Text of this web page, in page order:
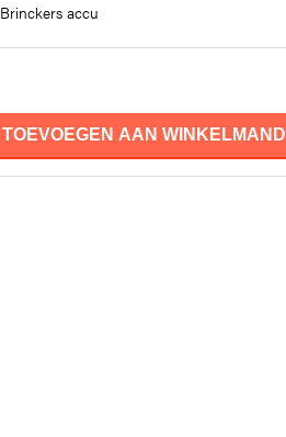
accu
TOEVOEGEN AAN WINKELMAND